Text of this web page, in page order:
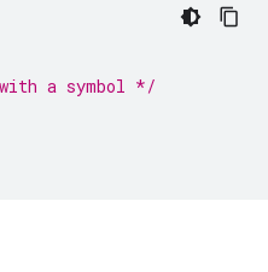
a symbol */